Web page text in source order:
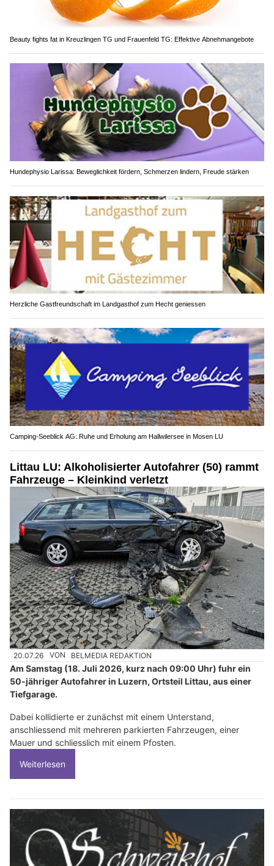
Beauty fights fat in Kreuzlingen TG und Frauenfeld TG: Effektive Abnehmangebote
Hundephysio Larissa: Beweglichkeit fördern, Schmerzen lindern, Freude stärken
Herzliche Gastfreundschaft im Landgasthof zum Hecht geniessen
Camping-Seeblick AG: Ruhe und Erholung am Hallwilersee in Mosen LU
Littau LU: Alkoholisierter Autofahrer (50) rammt
Fahrzeuge – Kleinkind verletzt
20.07.26 VON BELMEDIA REDAKTION
Am Samstag (18. Juli 2026, kurz nach 09:00 Uhr) fuhr ein
50-jähriger Autofahrer in Luzern, Ortsteil Littau, aus einer
Tiefgarage.
Dabei kollidierte er zunächst mit einem Unterstand,
anschliessend mit mehreren parkierten Fahrzeugen, einer
Mauer und schliesslich mit einem Pfosten.
Weiterlesen